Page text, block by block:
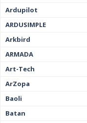
Ardupilot
ARDUSIMPLE
Arkbird
ARMADA
Art-Tech
ArZopa
Baoli
Batan